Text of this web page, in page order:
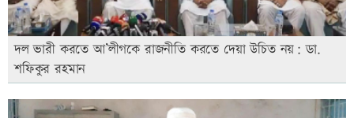
দল ভারী করতে আ’লীগকে রাজনীতি করতে দেয়া উচিত নয়: ডা.
শফিকুর রহমান